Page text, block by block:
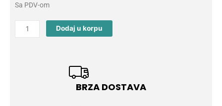
Sa PDV-om
VGR
V-
Dodaj u korpu
BRZA DOSTAVA